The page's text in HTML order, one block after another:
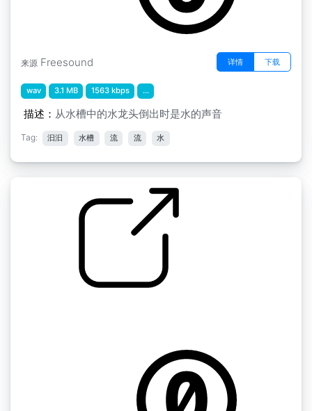
来源 Freesound 详情 下载
wav 3.1 MB 1563 kbps ...
描述： 从水槽中的水龙头倒出时是水的声音
Tag: 汩汩 水槽 流 流 水